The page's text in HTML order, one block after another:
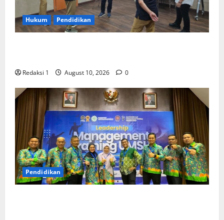
Hukum Pendidikan
Redaksi 1 August 10, 2026 0
Pendidikan